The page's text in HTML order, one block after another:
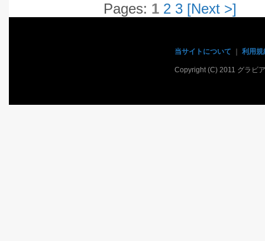
Pages: 1 2 3 [Next >]
当サイトについて 利用規
Copyright (C) 2011 グラビ